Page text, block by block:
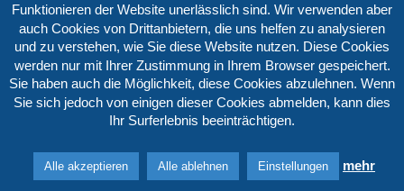
255 m² 420 m² 11
Preis auf Anfrage
Funktionieren der Website unerlässlich sind. Wir verwenden aber
auch Cookies von Drittanbietern, die uns helfen zu analysieren
und zu verstehen, wie Sie diese Website nutzen. Diese Cookies
werden nur mit Ihrer Zustimmung in Ihrem Browser gespeichert.
Sie haben auch die Möglichkeit, diese Cookies abzulehnen. Wenn
Sie sich jedoch von einigen dieser Cookies abmelden, kann dies
Ihr Surferlebnis beeinträchtigen.
Alle akzeptieren Alle ablehnen Einstellungen mehr